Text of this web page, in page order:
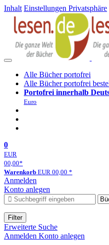
Inhalt Einstellungen Privatsphäre
Alle Bücher portofrei
Alle Bücher portofrei
Portofrei innerhalb
Euro
0
EUR
00,00*
Warenkorb EUR 00,00 *
Anmelden
Konto anlegen
Filter
Erweiterte Suche
Anmelden Konto anlegen